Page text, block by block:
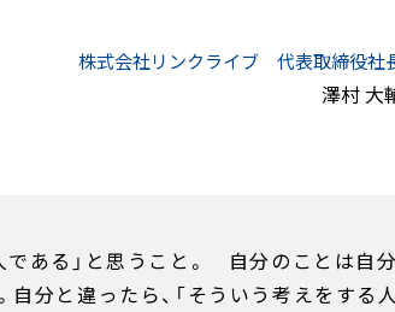
株式会社リンクライブ 代表取締役社
澤村 大
である」と思うこと。 自分のことは自
分と違ったら、「そういう考えをする